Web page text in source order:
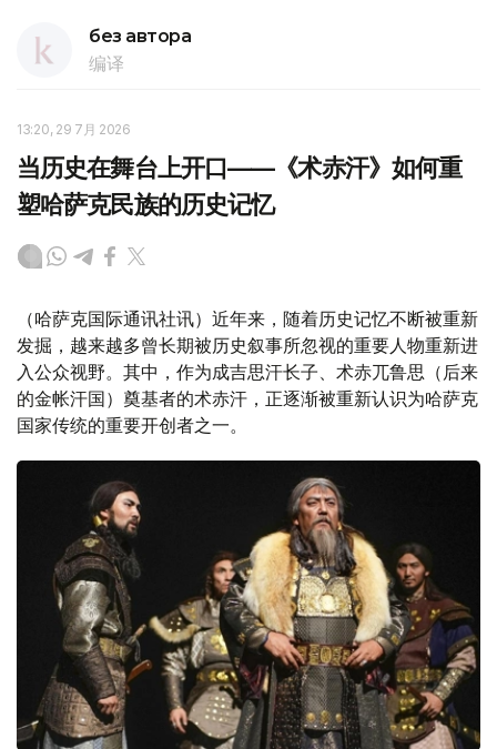
без автора
编译
13:20, 29 7月 2026
当历史在舞台上开口——《术赤汗》如何重
塑哈萨克民族的历史记忆
（哈萨克国际通讯社讯）近年来，随着历史记忆不断被重新
发掘，越来越多曾长期被历史叙事所忽视的重要人物重新进
入公众视野。其中，作为成吉思汗长子、术赤兀鲁思（后来
的金帐汗国）奠基者的术赤汗，正逐渐被重新认识为哈萨克
国家传统的重要开创者之一。